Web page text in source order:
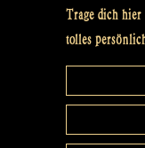
Trage dich hier
tolles